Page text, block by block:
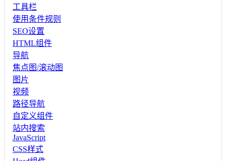
工具栏
使用条件规则
SEO设置
HTML组件
导航
焦点图/滚动图
图片
视频
路径导航
自定义组件
站内搜索
JavaScript
CSS样式